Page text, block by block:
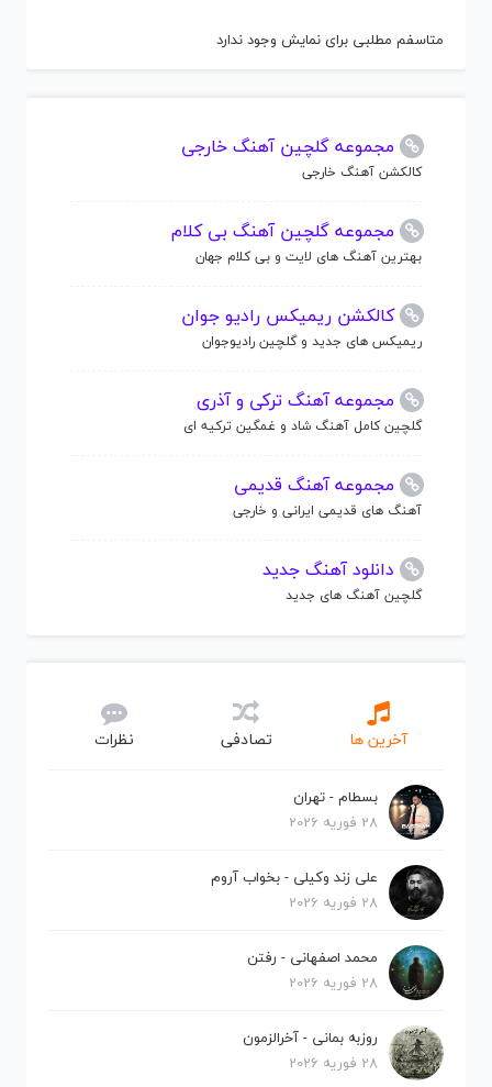
متاسفم مطلبی برای نمایش وجود ندارد
مجموعه گلچین آهنگ خارجی
کالکشن آهنگ خارجی
مجموعه گلچین آهنگ بی کلام
بهترین آهنگ های لایت و بی کلام جهان
کالکشن ریمیکس رادیو جوان
ریمیکس های جدید و گلچین رادیوجوان
مجموعه آهنگ ترکی و آذری
گلچین کامل آهنگ شاد و غمگین ترکیه ای
مجموعه آهنگ قدیمی
آهنگ های قدیمی ایرانی و خارجی
دانلود آهنگ جدید
گلچین آهنگ های جدید
آخرین ها تصادفی نظرات
بسطام - تهران
28 فوریه 2026
علی زند وکیلی - بخواب آروم
28 فوریه 2026
محمد اصفهانی - رفتن
28 فوریه 2026
روزبه بمانی - آخرالزمون
28 فوریه 2026